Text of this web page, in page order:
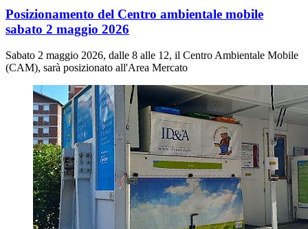
Posizionamento del Centro ambientale mobile
sabato 2 maggio 2026
Sabato 2 maggio 2026, dalle 8 alle 12, il Centro Ambientale Mobile
(CAM), sarà posizionato all'Area Mercato